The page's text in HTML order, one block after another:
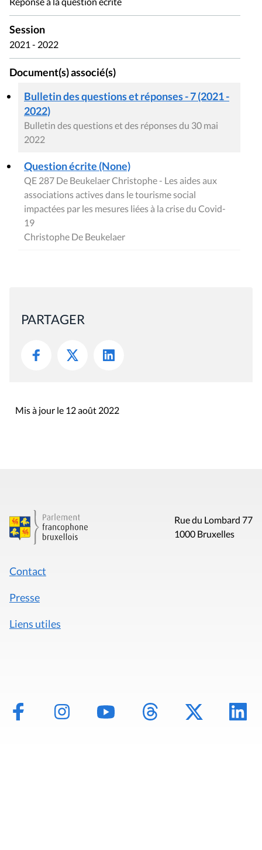
Session
2021 - 2022
Document(s) associé(s)
Bulletin des questions et réponses - 7 (2021 -
2022)
Bulletin des questions et des réponses du 30 mai
2022
Question écrite (None)
QE 287 De Beukelaer Christophe - Les aides aux
associations actives dans le tourisme social
impactées par les mesures liées à la crise du Covid-
19
Christophe De Beukelaer
PARTAGER
Mis à jour le 12 août 2022
Rue du Lombard 77
1000 Bruxelles
Contact
Presse
Liens utiles